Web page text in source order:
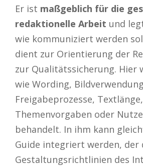
Er ist maßgeblich für die
redaktionelle Arbeit und
wie kommuniziert werden
dient zur Orientierung der
zur Qualitätssicherung. Hier
wie Wording,
Freigabeprozesse, Textlänge,
Themenvorgaben oder
behandelt. In ihm kann
Guide integriert werden, der
Gestaltungsrichtlinien des